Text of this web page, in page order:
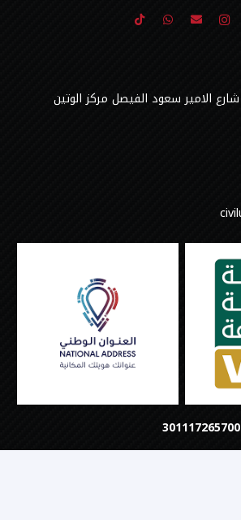
الامير سعود الفيصل مركز الوتين